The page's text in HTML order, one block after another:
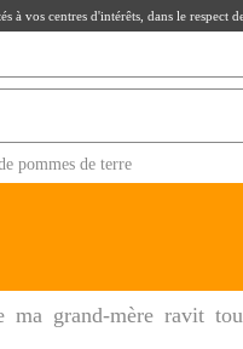
pommes de terre
ma grand-mère ravit
à vos centres d'intérêts, dans le respect